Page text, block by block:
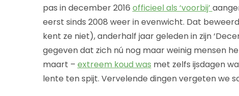
pas in december 2016 officieel als ‘voorbij’
eerst sinds 2008 weer in evenwicht. Dat
kent ze niet), anderhalf jaar geleden in zijn
gegeven dat zich nú nog maar weinig mensen
maart – extreem koud was met zelfs ijsdagen
lente ten spijt. Vervelende dingen vergeten we